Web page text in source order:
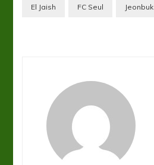
El Jaish FC Seul Jeonbuk